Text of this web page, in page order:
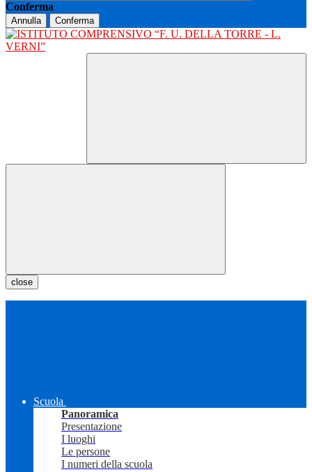
Conferma
Annulla Conferma
close
Scuola
Panoramica
Presentazione
I luoghi
Le persone
I numeri della scuola